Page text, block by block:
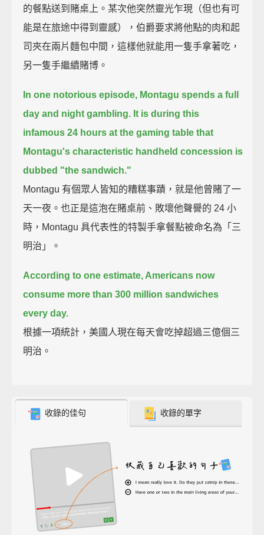
的餐點送到賭桌上。某次他突然靈光乍現（但也有可
能是在旅途中得到靈感），伯爵要求將他點的肉和起
司夾在兩片麵包中間，這樣他就能用一隻手拿著吃，
另一隻手繼續賭博。
In one notorious episode, Montagu spends a full
day and night gambling. It is during this
infamous 24 hours at the gaming table that
Montagu's characteristic handheld concession is
dubbed "the sandwich."
Montagu 有個眾人皆知的糟糕事蹟，就是他曾賭了一
天一夜。也正是這泡在賭桌前、敗壞他聲譽的 24 小
時，Montagu 具代表性的特製手拿餐點被命名為「三
明治」。
According to one estimate, Americans now
consume more than 300 million sandwiches
every day.
根據一項統計，美國人現在每天會吃掉超過三億個三
明治。
收錄的佳句 收錄的單字